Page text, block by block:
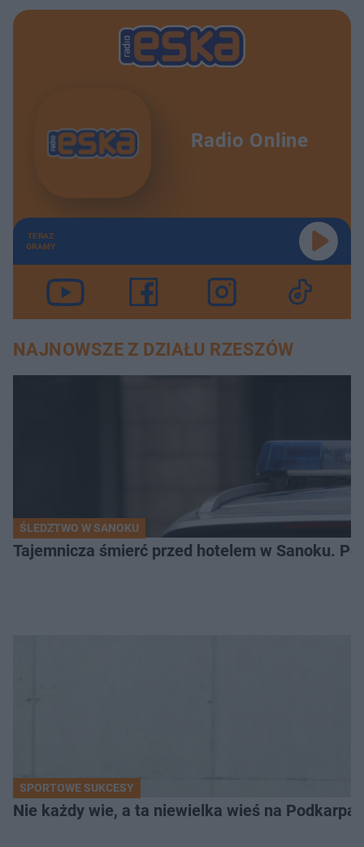
Radio Online
TERAZ
GRAMY
NAJNOWSZE Z DZIAŁU RZESZÓW
ŚLEDZTWO W SANOKU
Tajemnicza śmierć przed hotelem w Sanoku.
SPORTOWE SUKCESY
Nie każdy wie, a ta niewielka wieś na